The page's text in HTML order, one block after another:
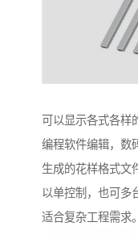
可以显示各式各样
编程软件编辑，数
生成的花样格式文
以单控制，也可多
适合复杂工程需求。